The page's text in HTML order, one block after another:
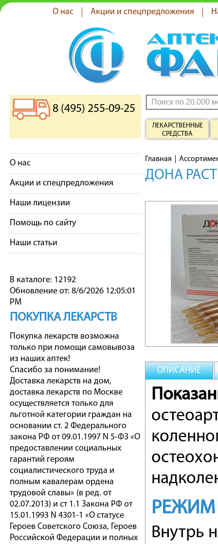
О нас Акции и спецпредложения
8 (495) 255-09-25
ЛЕКАРСТВЕННЫЕ
СРЕДСТВА
О нас
Акции и спецпредложения
Наши лицензии
Помощь по сайту
Наши статьи
В каталоге: 12192
Обновление от: 8/6/2026 12:05:01
PM
ПОКУПКА ЛЕКАРСТВ
Покупка лекарств возможна
только при помощи самовывоза
из наших аптек!
Спасибо за понимание!
Доставка лекарств на дом,
доставка лекарств по Москве
осуществляется только для
льготной категории граждан на
основании ст. 2 Федерального
закона РФ от 09.01.1997 N 5-ФЗ «О
предоставлении социальных
гарантий героям
социалистического труда и
полным кавалерам ордена
трудовой славы» (в ред. от
02.07.2013) и ст 1.1 Закона РФ от
15.01.1993 N 4301-1 «О статусе
Героев Советского Союза, Героев
Российской Федерации и полных
Главная
ДОНА
ОПИСАНИЕ
РЕЖИМ
Внутрь